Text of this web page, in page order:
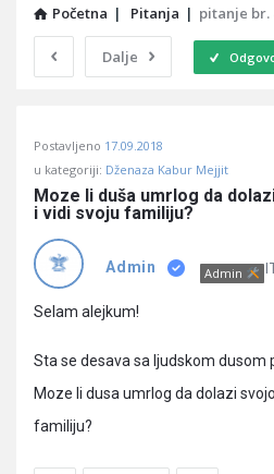
Početna | Pitanja | pitanje br.
Dalje
Učene
Latest
Pitanja
Postavljeno 17.09.2018
u kategoriji: Dženaza Kabur Mejjit
Moze li duša umrlog da
i vidi svoju familiju?
Admin Admin
Selam alejkum!
Sta se desava sa ljudskom dusom
Moze li dusa umrlog da dolazi
familiju?